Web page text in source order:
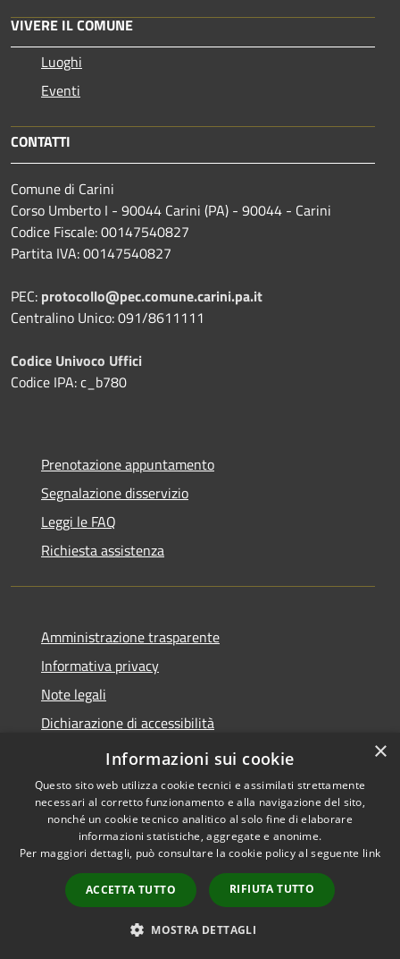
VIVERE IL COMUNE
Luoghi
Eventi
CONTATTI
Comune di Carini
Corso Umberto I - 90044 Carini (PA) - 90044 - Carini
Codice Fiscale: 00147540827
Partita IVA: 00147540827
PEC: protocollo@pec.comune.carini.pa.it
Centralino Unico: 091/8611111
Codice Univoco Uffici
Codice IPA: c_b780
Prenotazione appuntamento
Segnalazione disservizio
Leggi le FAQ
Richiesta assistenza
Amministrazione trasparente
Informativa privacy
Note legali
Dichiarazione di accessibilità
Privacy e protezione dei dati
Accessibilità
Copyright © 2026 • Comune di
Carini • Powered by
Municipium•
Accesso
redazione
×
Informazioni sui cookie
Questo sito web utilizza cookie tecnici e assimilati strettamente
necessari al corretto funzionamento e alla navigazione del sito,
nonché un cookie tecnico analitico al solo fine di elaborare
informazioni statistiche, aggregate e anonime.
Per maggiori dettagli, può consultare la cookie policy al seguente link
ACCETTA TUTTO RIFIUTA TUTTO
MOSTRA DETTAGLI